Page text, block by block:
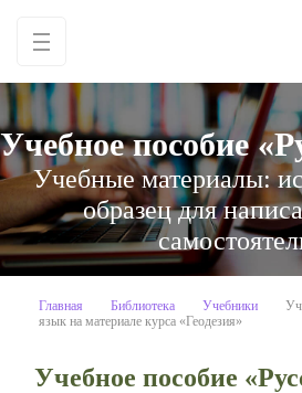
Учебное пособие
Учебные материалы:
образец для
Главная Библиотека Учебники
язык на материале курса «Геодезия»
Учебное пособие